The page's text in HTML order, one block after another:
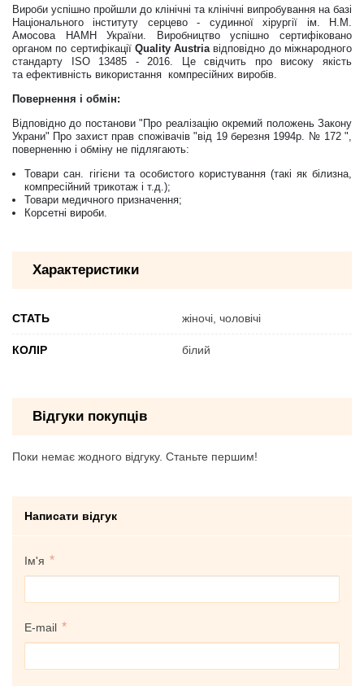
Вироби успішно пройшли до клінічні та клінічні випробування на базі
Національного інституту серцево - судинної хірургії ім. Н.М.
Амосова НАМН України. Виробництво успішно сертифіковано
органом по сертифікації Quality Austriaвідповідно до міжнародного
стандарту
ISO13485 - 2016. Цесвідчить про високу якість
таефективність використання компресійних виробів.
Повернення і обмін:
Відповідно до постанови "Про реалiзацiю окремий положень Закону
Украни" Про захист прав спожівачiв "вiд 19 березня 1994р. № 172 ",
поверненню і обміну не підлягають:
Товари сан. гігієни та особистого користування (такі як білизна,
компресійний трикотаж і т.д.);
Товари медичного призначення;
Корсетні вироби.
Характеристики
СТАТЬ жіночі, чоловічі
КОЛІР білий
Відгуки покупців
Поки немає жодного відгуку. Станьте першим!
Написати відгук
Ім'я
E-mail